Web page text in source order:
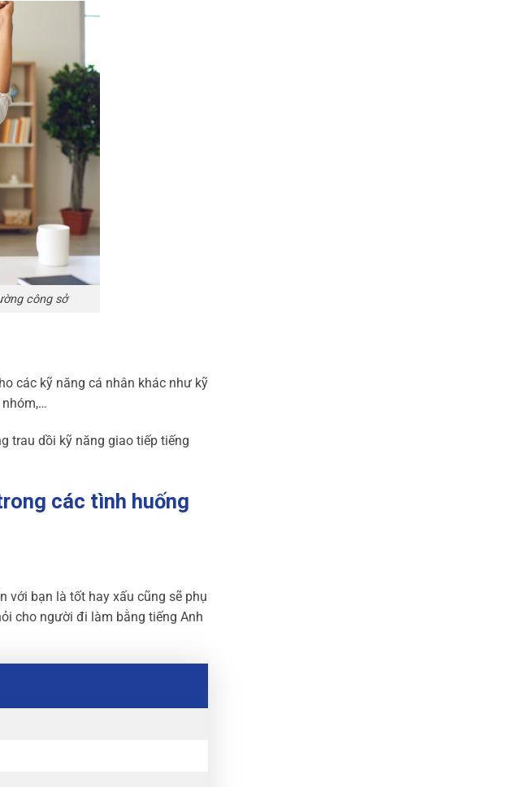
công sở
các kỹ năng cá nhân khác như kỹ
trau dồi kỹ năng giao tiếp tiếng
các tình huống
với bạn là tốt hay xấu cũng sẽ phụ
cho người đi làm bằng tiếng Anh